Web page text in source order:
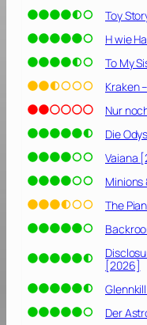
Toy
H wie
To My
Kraken
Nur
Die
Vaiana
The
[2026]
Der